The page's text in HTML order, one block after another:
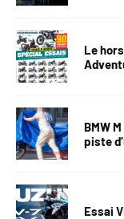
Le
BMW
piste
Essai